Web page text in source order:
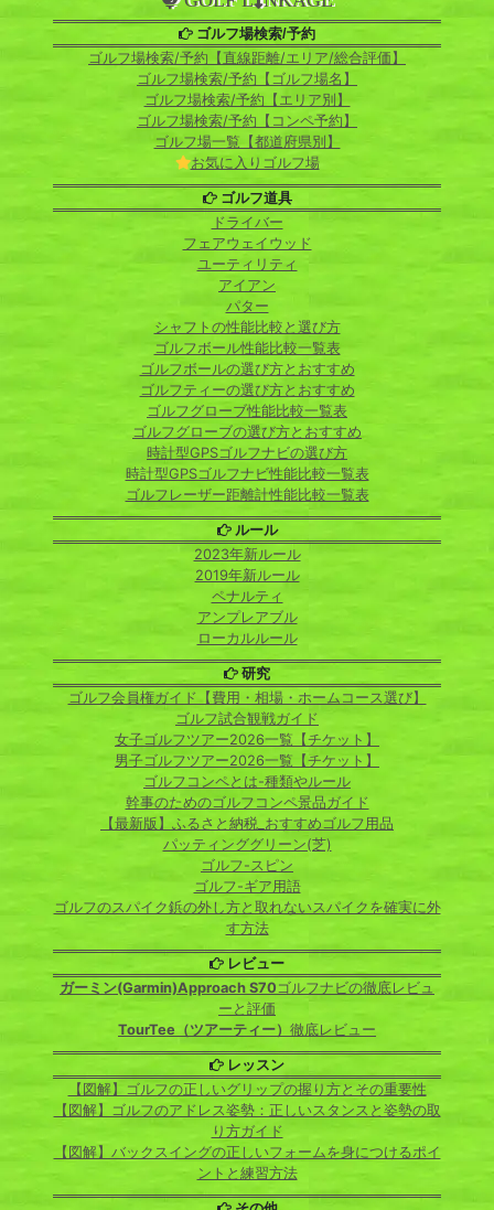
ゴルフ場検索/予約
ゴルフ場検索/予約【直線距離/エリア/総合評価】
ゴルフ場検索/予約【ゴルフ場名】
ゴルフ場検索/予約【エリア別】
ゴルフ場検索/予約【コンペ予約】
ゴルフ場一覧【都道府県別】
お気に入りゴルフ場
ゴルフ道具
ドライバー
フェアウェイウッド
ユーティリティ
アイアン
パター
シャフトの性能比較と選び方
ゴルフボール性能比較一覧表
ゴルフボールの選び方とおすすめ
ゴルフティーの選び方とおすすめ
ゴルフグローブ性能比較一覧表
ゴルフグローブの選び方とおすすめ
時計型GPSゴルフナビの選び方
時計型GPSゴルフナビ性能比較一覧表
ゴルフレーザー距離計性能比較一覧表
ルール
2023年新ルール
2019年新ルール
ペナルティ
アンプレアブル
ローカルルール
研究
ゴルフ会員権ガイド【費用・相場・ホームコース選び】
ゴルフ試合観戦ガイド
女子ゴルフツアー2026一覧【チケット】
男子ゴルフツアー2026一覧【チケット】
ゴルフコンペとは-種類やルール
幹事のためのゴルフコンペ景品ガイド
【最新版】ふるさと納税_おすすめゴルフ用品
パッティンググリーン(芝)
ゴルフ-スピン
ゴルフ-ギア用語
ゴルフのスパイク鋲の外し方と取れないスパイクを確実に外
す方法
レビュー
ガーミン(Garmin)Approach S70ゴルフナビの徹底レビュ
ーと評価
TourTee（ツアーティー） 徹底レビュー
レッスン
【図解】ゴルフの正しいグリップの握り方とその重要性
【図解】ゴルフのアドレス姿勢：正しいスタンスと姿勢の取
り方ガイド
【図解】バックスイングの正しいフォームを身につけるポイ
ントと練習方法